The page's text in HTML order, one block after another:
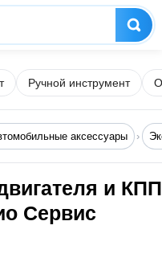
Ручной инструмент
аксессуары
и КПП
Сервис